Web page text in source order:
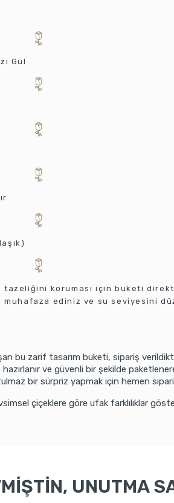
Gül
tazeliğini koruması için buketi
muhafaza ediniz ve su seviyesini
bu zarif tasarım buketi, sipariş
ve güvenli bir şekilde
bir sürpriz yapmak için hemen
çiçeklere göre ufak farklılıklar
UNUTMA